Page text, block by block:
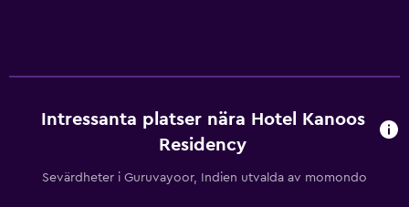
Intressanta platser nära Hotel Kanoos
Residency
Sevärdheter i Guruvayoor, Indien utvalda av momondo